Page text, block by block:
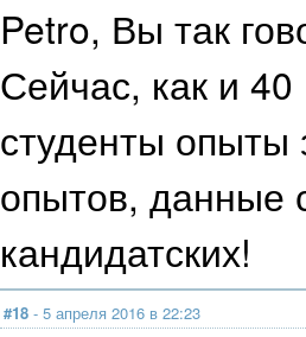
Petro, Вы так
Сейчас, как и
студенты опыты
опытов, данные
кандидатских!
#18 - 5 апреля 2016 в 22:23